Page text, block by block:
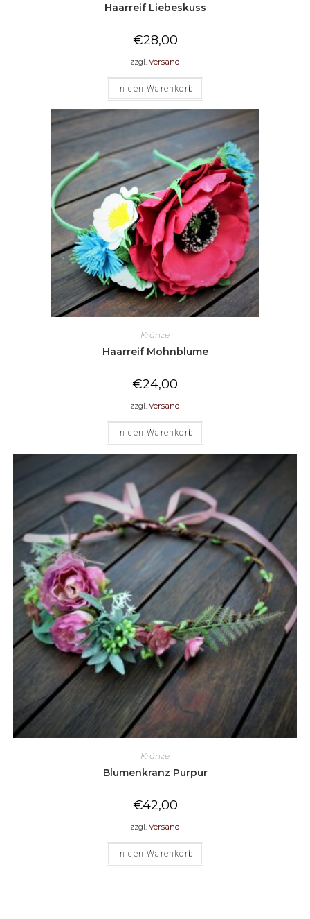
Haarreif Liebeskuss
€28,00
zzgl. Versand
In den Warenkorb
Kränze
Haarreif Mohnblume
€24,00
zzgl. Versand
In den Warenkorb
Kränze
Blumenkranz Purpur
€42,00
zzgl. Versand
In den Warenkorb